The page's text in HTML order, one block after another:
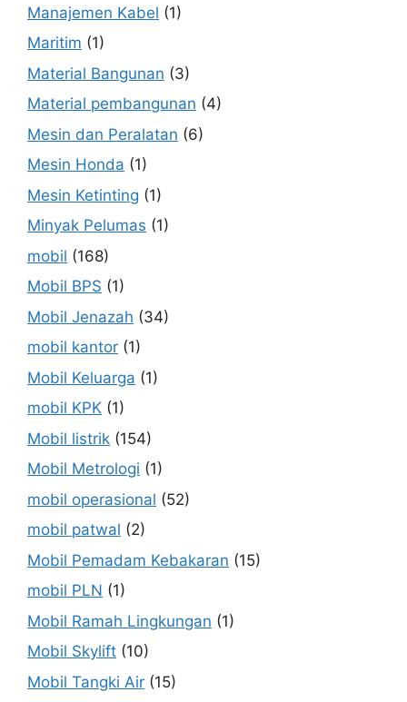
Manajemen Kabel (1)
Maritim (1)
Material Bangunan (3)
Material pembangunan (4)
Mesin dan Peralatan (6)
Mesin Honda (1)
Mesin Ketinting (1)
Minyak Pelumas (1)
mobil (168)
Mobil BPS (1)
Mobil Jenazah (34)
mobil kantor (1)
Mobil Keluarga (1)
mobil KPK (1)
Mobil listrik (154)
Mobil Metrologi (1)
mobil operasional (52)
mobil patwal (2)
Mobil Pemadam Kebakaran (15)
mobil PLN (1)
Mobil Ramah Lingkungan (1)
Mobil Skylift (10)
Mobil Tangki Air (15)